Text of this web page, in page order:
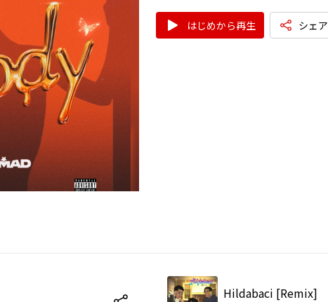
はじめから再生 シェア
Hildabaci [Remix]